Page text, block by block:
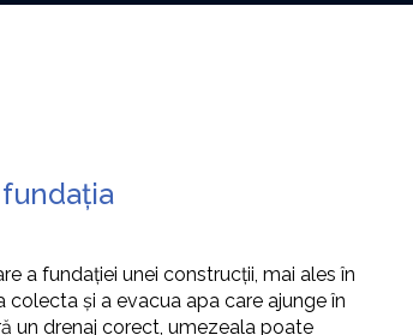
a fundației unei construcții, mai ales în
și a evacua apa care ajunge în
un drenaj corect, umezeala poate